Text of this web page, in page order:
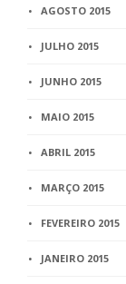
AGOSTO 2015
JULHO 2015
JUNHO 2015
MAIO 2015
ABRIL 2015
MARÇO 2015
FEVEREIRO 2015
JANEIRO 2015